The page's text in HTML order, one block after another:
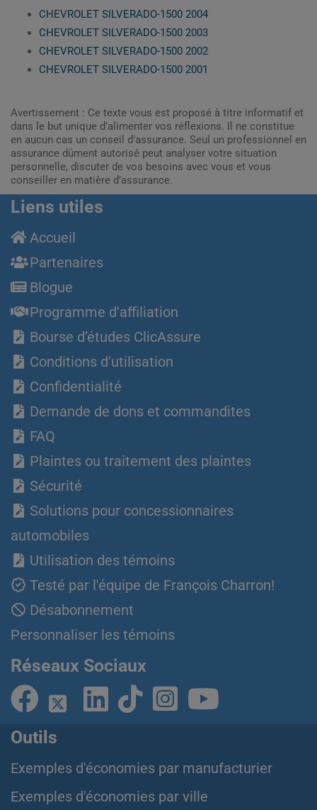
CHEVROLET SILVERADO-1500 2004
CHEVROLET SILVERADO-1500 2003
CHEVROLET SILVERADO-1500 2002
CHEVROLET SILVERADO-1500 2001
Avertissement : Ce texte vous est proposé à titre informatif et
dans le but unique d’alimenter vos réflexions. Il ne constitue
en aucun cas un conseil d'assurance. Seul un professionnel en
assurance dûment autorisé peut analyser votre situation
personnelle, discuter de vos besoins avec vous et vous
conseiller en matière d’assurance.
Liens utiles
Accueil
Partenaires
Blogue
Programme d'affiliation
Bourse d’études ClicAssure
Conditions d'utilisation
Confidentialité
Demande de dons et commandites
FAQ
Plaintes ou traitement des plaintes
Sécurité
Solutions pour concessionnaires
automobiles
Utilisation des témoins
Testé par l'équipe de François Charron!
Désabonnement
Personnaliser les témoins
Réseaux Sociaux
Outils
Exemples d'économies par manufacturier
Exemples d'économies par ville